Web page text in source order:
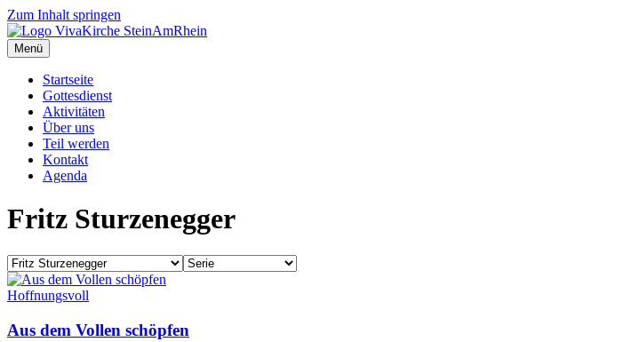
Zum Inhalt springen
Menü
Startseite
Gottesdienst
Aktivitäten
Über uns
Teil werden
Kontakt
Agenda
Fritz Sturzenegger
Hoffnungsvoll
Aus dem Vollen schöpfen